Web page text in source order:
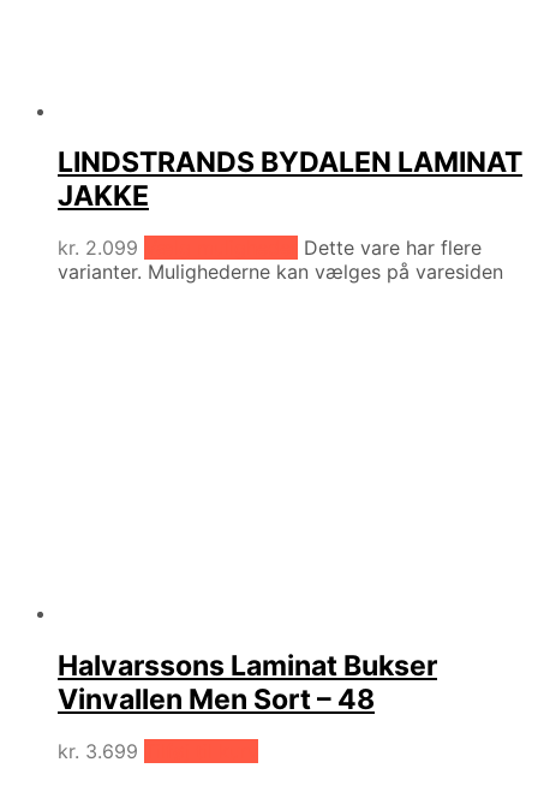
LINDSTRANDS BYDALEN LAMINAT
JAKKE
kr. 2.099
Dette vare har flere
varianter. Mulighederne kan vælges på varesiden
Halvarssons Laminat Bukser
Vinvallen Men Sort – 48
kr. 3.699